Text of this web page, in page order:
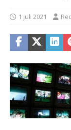
1 juli 2021